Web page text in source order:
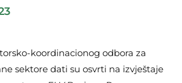
koordinacionog odbora za
sektore dati su osvrti na izvještaje